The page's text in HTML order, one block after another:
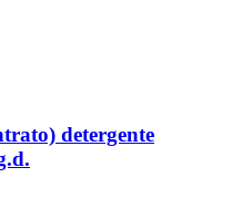
detergente